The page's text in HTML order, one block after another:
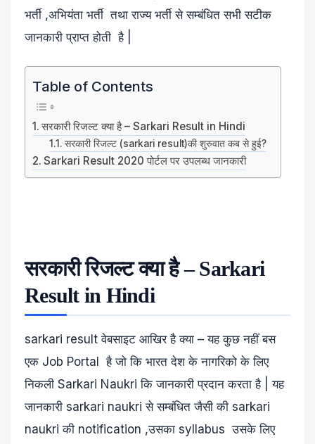
भर्ती ,अभियंता भर्ती तथा राज्य भर्ती से सम्बंधित सभी सटीक
जानकारी प्राप्त होती है |
Table of Contents
सरकारी रिजल्ट क्या है – Sarkari Result in Hindi
सरकारी रिजल्ट (sarkari result)की शुरुवात कब से हुई?
Sarkari Result 2020 पोर्टल पर उपलब्ध जानकारी
सरकारी रिजल्ट क्या है – Sarkari
Result in Hindi
sarkari result वेबसाइट आखिर है क्या – यह कुछ नहीं बस
एक Job Portal है जो कि भारत देश के नागरिको के लिए
निकली Sarkari Naukri कि जानकारी प्रदान करता है | यह
जानकारी sarkari naukri से सम्बंधित जैसी की sarkari
naukri की notification ,उसका syllabus उसके लिए